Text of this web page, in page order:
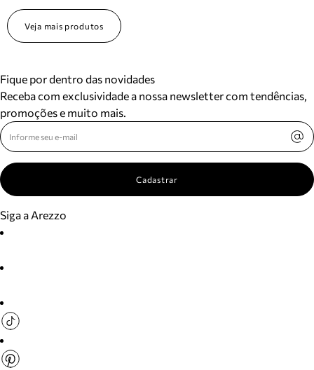
Veja mais produtos
Fique por dentro das novidades
Receba com exclusividade a nossa newsletter com tendências,
promoções e muito mais.
Cadastrar
Siga a Arezzo